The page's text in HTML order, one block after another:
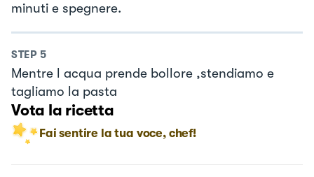
minuti e spegnere.
STEP 5
Mentre l acqua prende bollore ,stendiamo e
tagliamo la pasta
Vota la ricetta
Fai sentire la tua voce, chef!